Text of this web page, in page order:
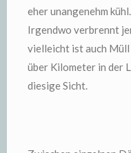
eher unangenehm kühl.
Irgendwo verbrennt
vielleicht ist auch Müll
über Kilometer in der
diesige Sicht.